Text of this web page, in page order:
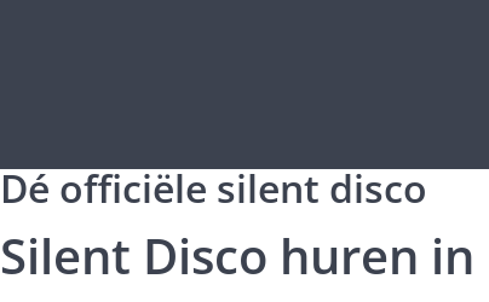
Dé officiële silent disco
Silent Disco huren